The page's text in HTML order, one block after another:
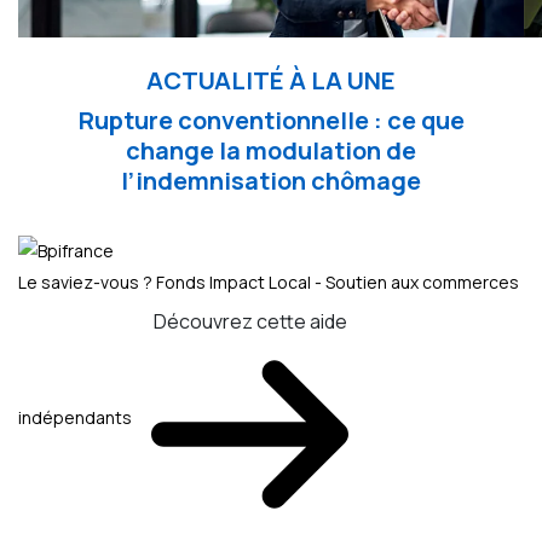
ACTUALITÉ À LA UNE
Rupture conventionnelle : ce que
change la modulation de
l’indemnisation chômage
Le saviez-vous ? Fonds Impact Local - Soutien aux commerces
indépendants
Découvrez cette aide